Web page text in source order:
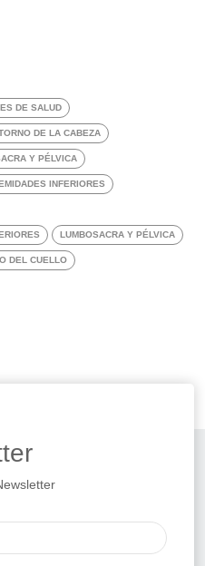
DE SALUD
DE LA CABEZA
Y PÉLVICA
INFERIORES
LUMBOSACRA Y PÉLVICA
DEL CUELLO